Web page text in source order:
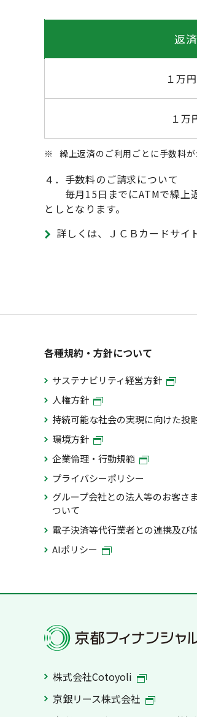
返
１万
１万
※ 繰上返済のご利用ごとに手数料が
４．手数料のご請求について
毎月15日までにATMで繰上返
としとなります。
詳しくは、ＪＣＢカードサイ
各種規約・方針について
サステナビリティ経営方針
人権方針
持続可能な社会の実現に向けた投
環境方針
企業倫理・行動規範
プライバシーポリシー
グループ会社との法人等のお客さ
ついて
電子決済等代行業者との連携及び
AIポリシー
株式会社Cotoyoli
京銀リース株式会社